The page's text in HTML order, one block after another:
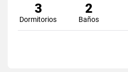
3
Dormitorios
2
Baños